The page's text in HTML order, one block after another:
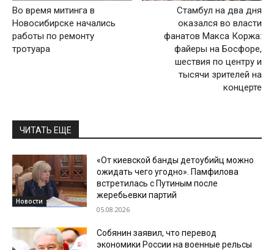
Во время митинга в
Новосибирске начались
работы по ремонту
тротуара
Стамбул на два дня
оказался во власти
фанатов Макса Коржа:
файеры на Босфоре,
шествия по центру и
тысячи зрителей на
концерте
ЧИТАТЬ ЕЩЕ
Новости
«От киевской банды детоубийц можно
ожидать чего угодно». Памфилова
встретилась с Путиным после
жеребьевки партий
05.08.2026
Собянин заявил, что перевод
экономики России на военные рельсы